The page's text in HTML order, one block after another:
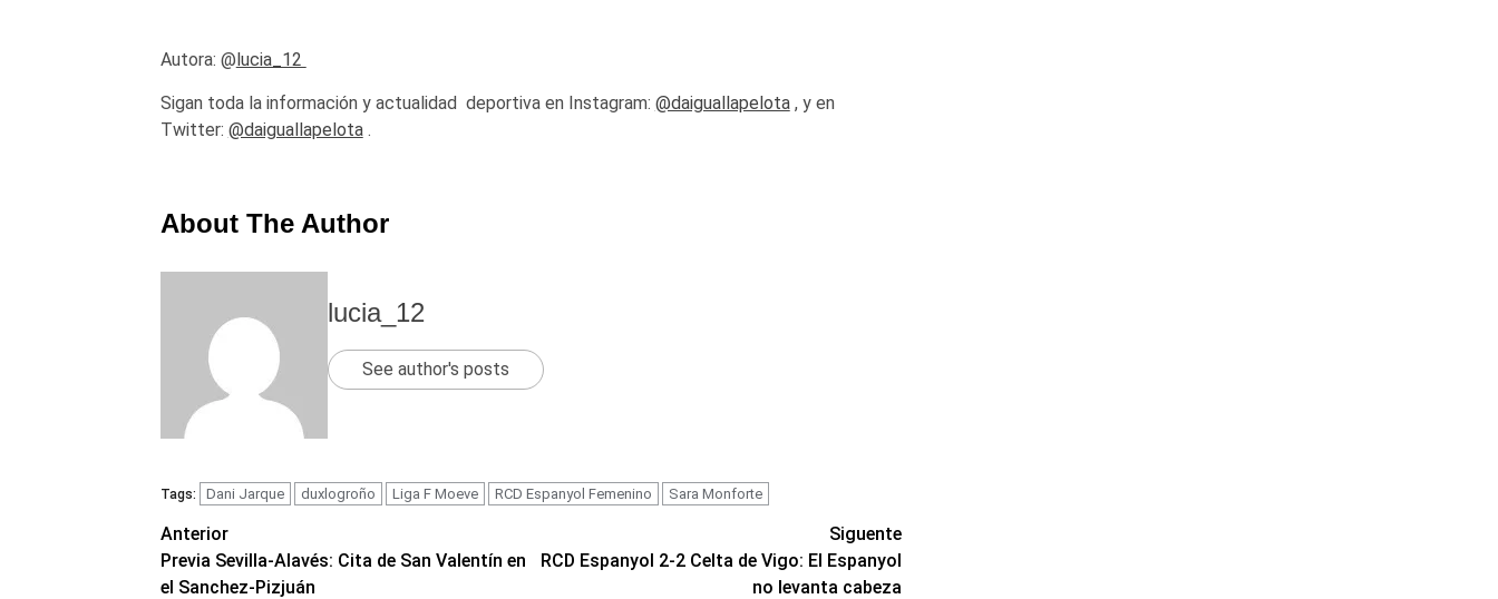
Autora: @lucia_12
Sigan toda la información y actualidad deportivaen Instagram: @daiguallapelota, y en
Twitter: @daiguallapelota.
About The Author
lucia_12
See author's posts
Tags: Dani Jarque duxlogroño Liga F Moeve RCD Espanyol Femenino Sara Monforte
Navegación
de
Anterior
Previa Sevilla-Alavés: Cita de San Valentín en
el Sanchez-Pizjuán
Siguente
RCD Espanyol 2-2 Celta de Vigo: El Espanyol
no levanta cabeza